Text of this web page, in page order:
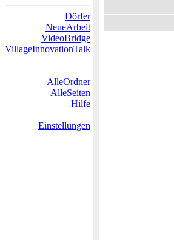
Dörfer
NeueArbeit
VideoBridge
VillageInnovationTalk
AlleOrdner
AlleSeiten
Hilfe
Einstellungen